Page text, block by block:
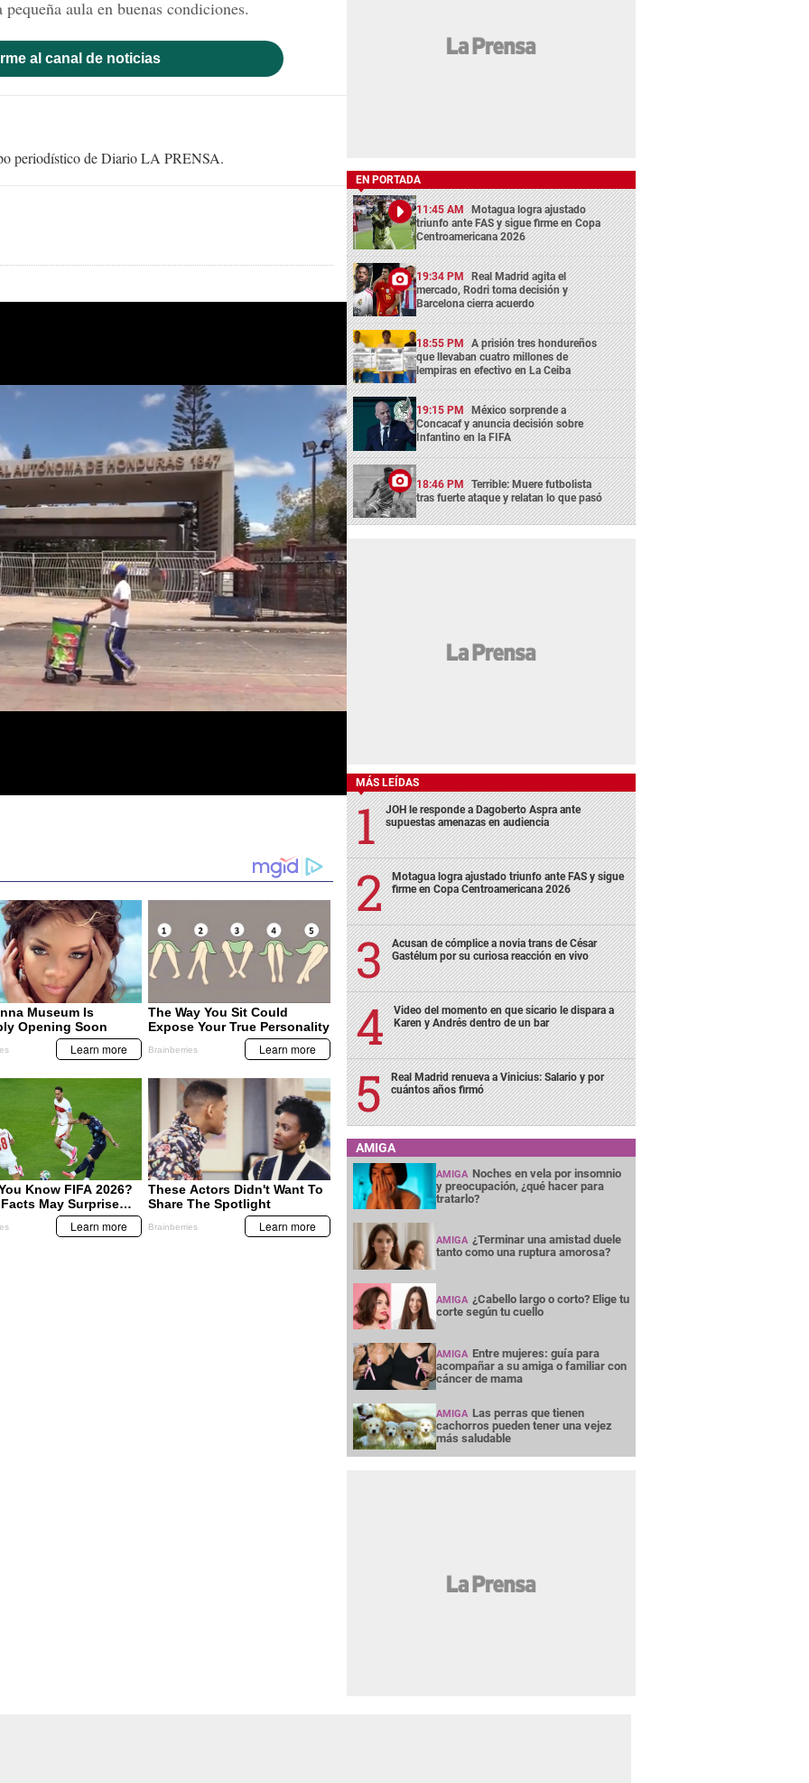
aula en buenas condiciones.
al canal de noticias
periodístico de Diario LA PRENSA.
EN PORTADA
11:45 AM Motagua logra ajustado
triunfo ante FAS y sigue firme en Copa
Centroamericana 2026
19:34 PM Real Madrid agita el
mercado, Rodri toma decisión y
Barcelona cierra acuerdo
18:55 PM A prisión tres hondureños
que llevaban cuatro millones de
lempiras en efectivo en La Ceiba
19:15 PM México sorprende a
Concacaf y anuncia decisión sobre
Infantino en la FIFA
18:46 PM Terrible: Muere futbolista
tras fuerte ataque y relatan lo que pasó
MÁS LEÍDAS
JOH le responde a Dagoberto Aspra ante
supuestas amenazas en audiencia
Motagua logra ajustado triunfo ante FAS y sigue
firme en Copa Centroamericana 2026
Acusan de cómplice a novia trans de César
Gastélum por su curiosa reacción en vivo
Video del momento en que sicario le dispara a
Karen y Andrés dentro de un bar
Real Madrid renueva a Vinicius: Salario y por
cuántos años firmó
AMIGA
AMIGA Noches en vela por insomnio
y preocupación, ¿qué hacer para
tratarlo?
AMIGA ¿Terminar una amistad duele
tanto como una ruptura amorosa?
AMIGA ¿Cabello largo o corto? Elige tu
corte según tu cuello
AMIGA Entre mujeres: guía para
acompañar a su amiga o familiar con
cáncer de mama
AMIGA Las perras que tienen
cachorros pueden tener una vejez
más saludable